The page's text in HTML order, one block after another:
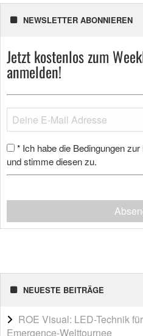
NEWSLETTER ABONNIEREN
Jetzt kostenlos zum
anmelden!
* Ich habe die Bedingungen
und stimme diesen zu.
NEUESTE BEITRÄGE
ROE Visual: LED-Technik
Emergence-Welttournee